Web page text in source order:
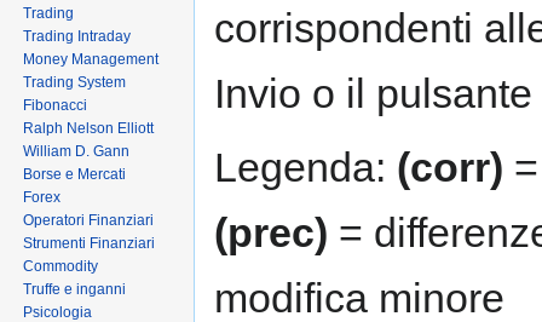
corrispondenti
Invio o il
Legenda: (corr)
(prec) =
modifica minore
Trading
Trading Intraday
Money Management
Trading System
Fibonacci
Ralph Nelson Elliott
William D. Gann
Borse e Mercati
Forex
Operatori Finanziari
Strumenti Finanziari
Commodity
Truffe e inganni
Psicologia